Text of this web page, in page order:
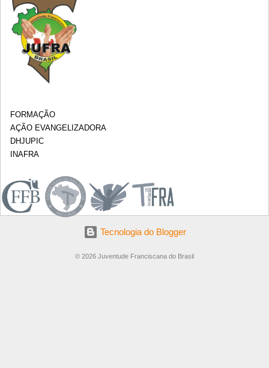
FORMAÇÃO
AÇÃO EVANGELIZADORA
DHJUPIC
INAFRA
Tecnologia do Blogger
© 2026 Juventude Franciscana do Brasil